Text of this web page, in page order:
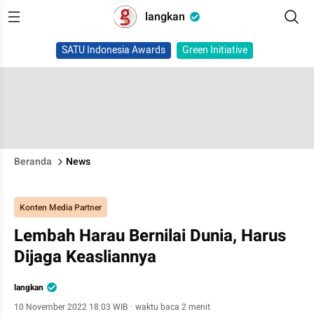
langkan
SATU Indonesia Awards Green Initiative
Beranda News
Konten Media Partner
Lembah Harau Bernilai Dunia, Harus
Dijaga Keasliannya
langkan
10 November 2022 18:03 WIB · waktu baca 2 menit